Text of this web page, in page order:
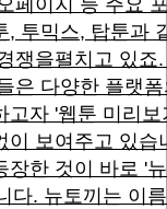
페이지 등 주요
, 투믹스, 탑툰과
쟁을펼치고 있죠
은 다양한 플랫
고자 '웹툰 미리보
이 보여주고 있습
장한 것이 바로 '
다. 뉴토끼는 이